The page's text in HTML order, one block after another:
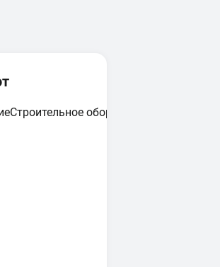
Строительное оборудование